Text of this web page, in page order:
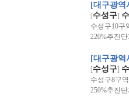
[대구광역
[수성구]
수성구10구
220%추진
[대구광역
[수성구]
수성구8구
250%추진